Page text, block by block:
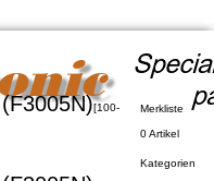
[100-
Merkliste
0 Artikel
Kategorien